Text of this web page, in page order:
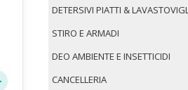
DETERSIVI PIATTI &
STIRO E ARMADI
DEO AMBIENTE E INSETTICIDI
CANCELLERIA